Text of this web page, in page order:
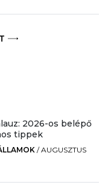
2026-os belépő
tippek
/AUGUSZTUS